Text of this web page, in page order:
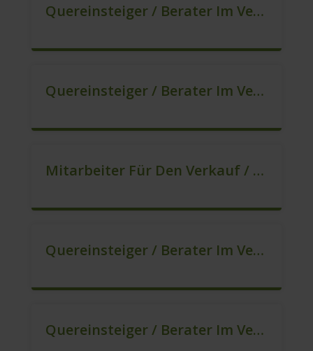
Quereinsteiger / Berater Im Vertrieb, Keine Zeitarbeit! (m/w/d)
Quereinsteiger / Berater Im Vertrieb – Ab Sofort (m/w/d)
Mitarbeiter Für Den Verkauf / Quereinsteiger (m/w/d)
Quereinsteiger / Berater Im Vertrieb (m/w/d)
Quereinsteiger / Berater Im Vertrieb / Außendienst (m/w/d)